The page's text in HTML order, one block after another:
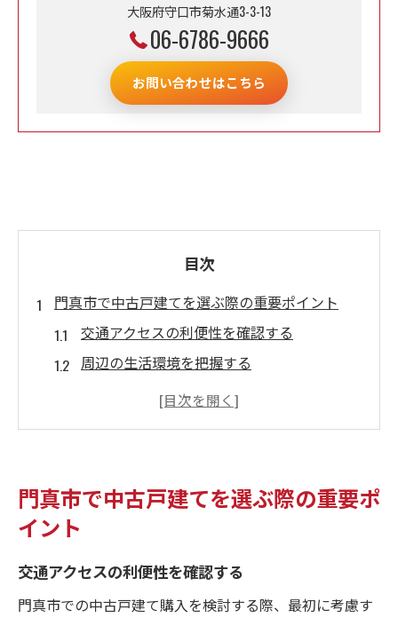
大阪府守口市菊水通3-3-13
06-6786-9666
お問い合わせはこちら
目次
門真市で中古戸建てを選ぶ際の重要ポイント
交通アクセスの利便性を確認する
周辺の生活環境を把握する
物件の状態を詳しく調査する
中古戸建て購入で失敗しないための門真市攻略
法
物件選びのチェックリストを作成する
地元の不動産業者の評判を調べる
門真市で中古戸建てを選ぶ際の重要ポ
イント
交通アクセスの利便性を確認する
門真市での中古戸建て購入を検討する際、最初に考慮す